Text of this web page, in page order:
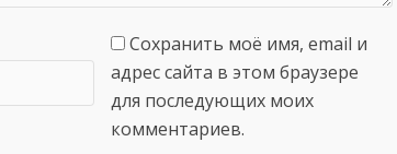
Сохранить моё имя, email и
адрес сайта в этом браузере
для последующих моих
комментариев.